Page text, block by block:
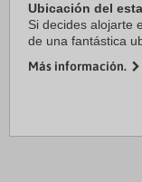
Ubicación del
Si decides alojarte
de una fantástica
Además, este hotel
Más información.